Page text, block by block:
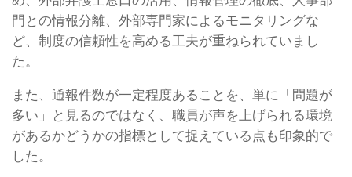
門との情報分離、外部専門家によるモニタリングな
ど、制度の信頼性を高める工夫が重ねられていまし
た。
また、通報件数が一定程度あることを、単に「問題が
多い」と見るのではなく、職員が声を上げられる環境
があるかどうかの指標として捉えている点も印象的で
した。